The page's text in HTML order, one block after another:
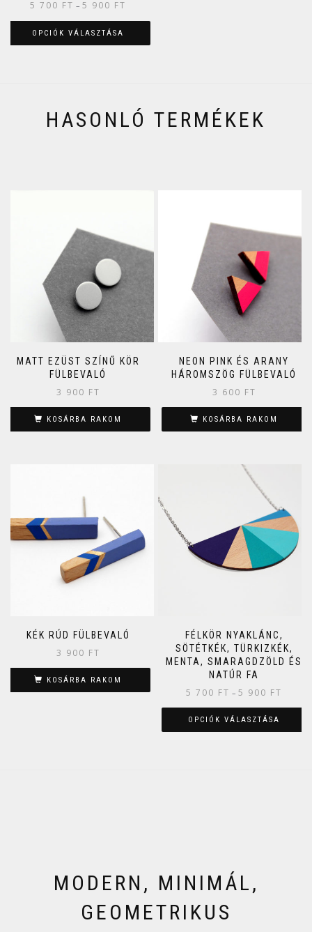
5 700 FT – 5 900 FT
OPCIÓK VÁLASZTÁSA
HASONLÓ TERMÉKEK
MATT EZÜST SZÍNŰ KÖR
FÜLBEVALÓ
3 900 FT
KOSÁRBA RAKOM
NEON PINK ÉS ARANY
HÁROMSZÖG FÜLBEVALÓ
3 600 FT
KOSÁRBA RAKOM
KÉK RÚD FÜLBEVALÓ
3 900 FT
KOSÁRBA RAKOM
FÉLKÖR NYAKLÁNC,
SÖTÉTKÉK, TÜRKIZKÉK,
MENTA, SMARAGDZÖLD ÉS
NATÚR FA
5 700 FT – 5 900 FT
OPCIÓK VÁLASZTÁSA
MODERN, MINIMÁL,
GEOMETRIKUS